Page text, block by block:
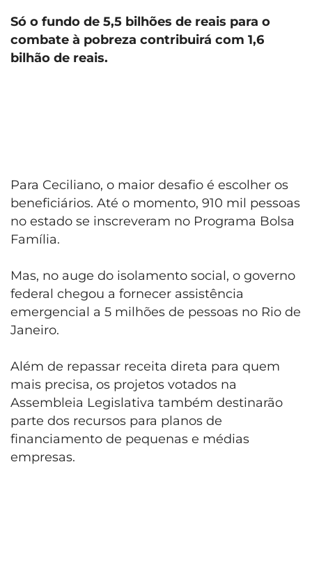
Só o fundo de 5,5 bilhões de reais para o
combate à pobreza contribuirá com 1,6
bilhão de reais.
Para Ceciliano, o maior desafio é escolher os
beneficiários. Até o momento, 910 mil pessoas
no estado se inscreveram no Programa Bolsa
Família.
Mas, no auge do isolamento social, o governo
federal chegou a fornecer assistência
emergencial a 5 milhões de pessoas no Rio de
Janeiro.
Além de repassar receita direta para quem
mais precisa, os projetos votados na
Assembleia Legislativa também destinarão
parte dos recursos para planos de
financiamento de pequenas e médias
empresas.